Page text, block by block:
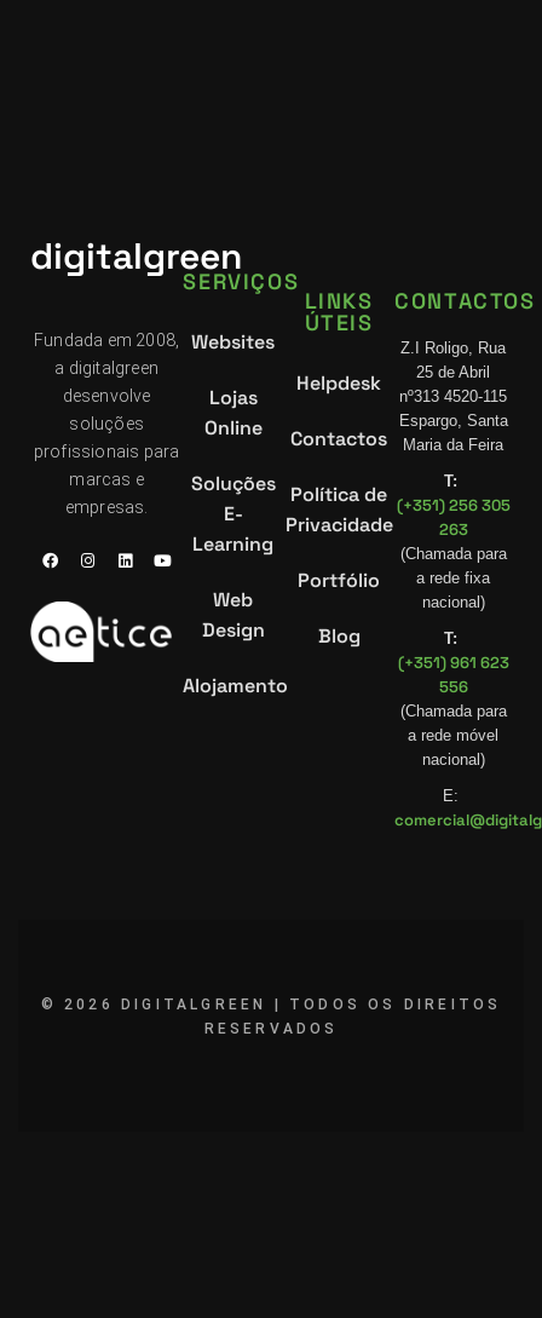
digitalgreen
Fundada em 2008,
a digitalgreen
desenvolve
soluções
profissionais para
marcas e
empresas.
SERVIÇOS
Websites
Lojas
Online
Soluções
E-
Learning
Web
Design
Alojamento
LINKS
ÚTEIS
Helpdesk
Contactos
Política de
Privacidade
Portfólio
Blog
CONTACTOS
Z.I Roligo, Rua
25 de Abril
nº313 4520-115
Espargo, Santa
Maria da Feira
T:
(+351) 256 305
263
(Chamada para
a rede fixa
nacional)
T:
(+351) 961 623
556
(Chamada para
a rede móvel
nacional)
E:
© 2026 DIGITALGREEN | TODOS OS DIREITOS
RESERVADOS